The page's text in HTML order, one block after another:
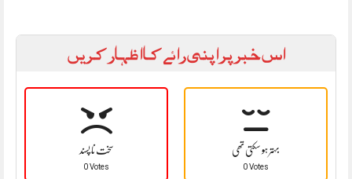
اس خبر پر اپنی رائے کا اظہار کریں
سخت نا پسند
0 Votes
بہتر ہو سکتی تھی
0 Votes